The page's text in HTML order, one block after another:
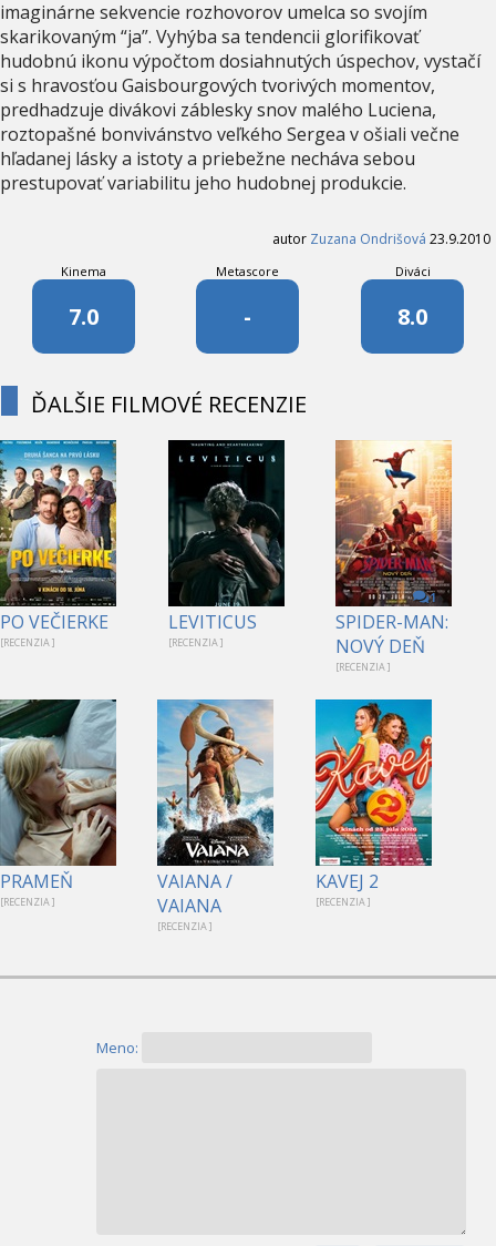
imaginárne sekvencie rozhovorov umelca so svojím
skarikovaným “ja”. Vyhýba sa tendencii glorifikovať
hudobnú ikonu výpočtom dosiahnutých úspechov, vystačí
si s hravosťou Gaisbourgových tvorivých momentov,
predhadzuje divákovi záblesky snov malého Luciena,
roztopašné bonvivánstvo veľkého Sergea v ošiali večne
hľadanej lásky a istoty a priebežne necháva sebou
prestupovať variabilitu jeho hudobnej produkcie.
autor Zuzana Ondrišová 23.9.2010
Kinema
7.0
Metascore
-
Diváci
8.0
ĎALŠIE FILMOVÉ RECENZIE
PO VEČIERKE
[RECENZIA ]
LEVITICUS
[RECENZIA ]
1
SPIDER-MAN:
NOVÝ DEŇ
[RECENZIA ]
PRAMEŇ
[RECENZIA ]
VAIANA /
VAIANA
[RECENZIA ]
KAVEJ 2
[RECENZIA ]
Meno: